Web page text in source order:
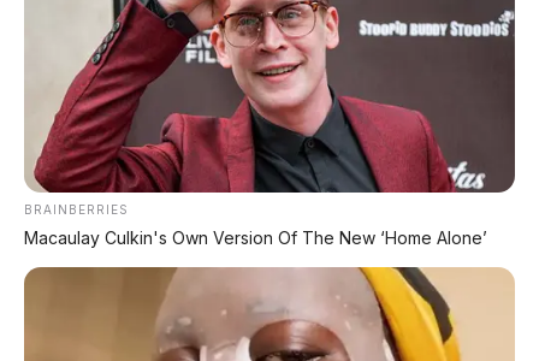
Leapmotor C10 Resmi di GIIAS 2026: SUV Listrik
Premium Rakitan Lokal Mulai Rp598 Juta
Purbaya "Ancam" Toyota di GIIAS: Pindah Pabrik
dari Thailand atau Kena Pajak!
Xpeng G9L: SUV Full-Size Premium dengan AI
VLA 2.0 Siap Meluncur di Indonesia Akhir 2026
MG 07 Buktikan Handling Setara Supercar
dengan Moose Test 85,6 Km/Jam
BRAINBERRIES
Macaulay Culkin's Own Version Of The New ‘Home Alone’